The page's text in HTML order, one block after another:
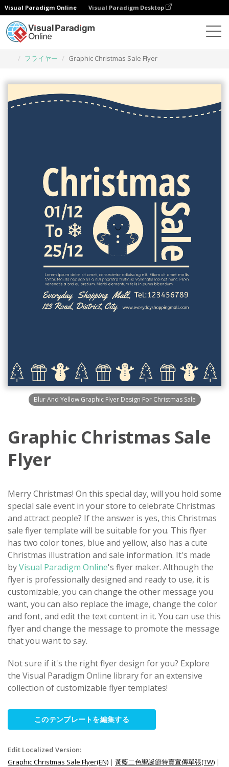
Visual Paradigm Online Visual Paradigm Desktop
フライヤー
Graphic Christmas Sale Flyer
Blur And Yellow Graphic Flyer Design For Christmas Sale
Graphic Christmas Sale
Flyer
Merry Christmas! On this special day, will you hold some
special sale event in your store to celebrate Christmas
and attract people? If the answer is yes, this Christmas
sale flyer template will be suitable for you. This flyer
has two color tones, blue and yellow, also has a cute
Christmas illustration and sale information. It's made
byVisual Paradigm Online's flyer maker. Although the
flyer is professionally designed and ready to use, it is
customizable, you can change the other message you
want, you can also replace the image, change the color
and font, and edit the text content in it. You can use this
flyer and change the message to promote the message
that you want to say.
Not sure if it's the right flyer design for you? Explore
the Visual Paradigm Online library for an extensive
collection of customizable flyer templates!
このテンプレートを編集する
Edit Localized Version:
Graphic Christmas Sale Flyer(EN) | 黃藍二色聖誕節特賣宣傳單張(TW) |